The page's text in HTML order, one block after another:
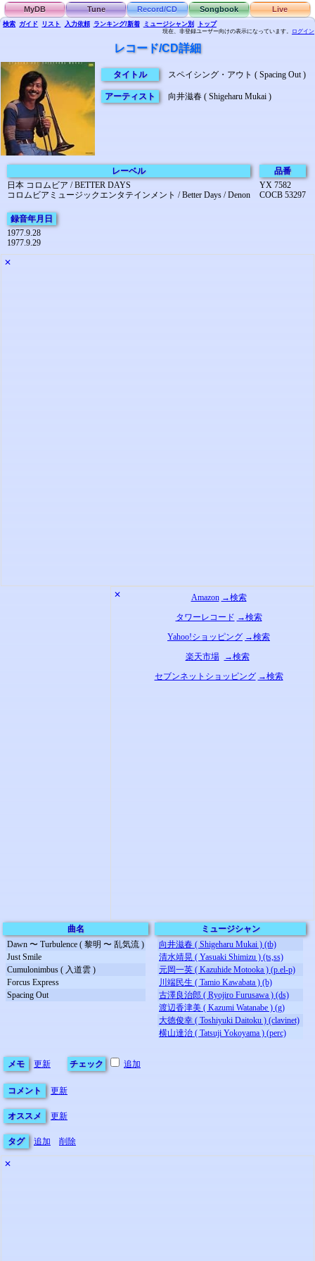
MyDB Tune Record/CD Songbook Live
検索 ガイド リスト 入力依頼 ランキング/新着 ミュージシャン別 トップ
現在、非登録ユーザー向けの表示になっています。 ログイン
レコード/CD詳細
タイトル スペイシング・アウト ( Spacing Out )
アーティスト 向井滋春 ( Shigeharu Mukai )
レーベル
日本 コロムビア / BETTER DAYS
コロムビアミュージックエンタテインメント / Better Days / Denon
品番
YX 7582
COCB 53297
録音年月日
1977.9.28
1977.9.29
✕
✕ Amazon →検索
タワーレコード →検索
Yahoo!ショッピング →検索
楽天市場
→検索
セブンネットショッピング →検索
曲名
Dawn 〜 Turbulence ( 黎明 〜 乱気流 )
Just Smile
Cumulonimbus ( 入道雲 )
Forcus Express
Spacing Out
ミュージシャン
向井滋春 ( Shigeharu Mukai ) (tb)
清水靖晃 ( Yasuaki Shimizu ) (ts,ss)
元岡一英 ( Kazuhide Motooka ) (p.el-p)
川端民生 ( Tamio Kawabata ) (b)
古澤良治郎 ( Ryojiro Furusawa ) (ds)
渡辺香津美 ( Kazumi Watanabe ) (g)
大徳俊幸 ( Toshiyuki Daitoku ) (clavinet)
横山達治 ( Tatsuji Yokoyama ) (perc)
メモ 更新 チェック 追加
コメント 更新
オススメ 更新
タグ 追加 削除
✕